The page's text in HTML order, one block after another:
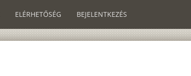
ELÉRHETŐSÉG BEJELENTKEZÉS